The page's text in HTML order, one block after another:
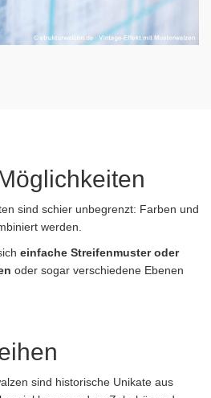
sind schier unbegrenzt: Farben und
werden.
einfache Streifenmuster oder
oder sogar verschiedene Ebenen
sind historische Unikate aus